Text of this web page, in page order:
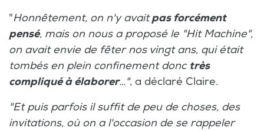
"Honnêtement, on n'y avaitpas forcément
pensé, mais on nous a proposé le "Hit Machine",
on avait envie de fêter nos vingt ans, qui était
tombés en plein confinement donc très
compliqué à élaborer…", a déclaré Claire.
"Et puis parfois il suffit de peu de choses, des
invitations, où on a l'occasion de se rappeler